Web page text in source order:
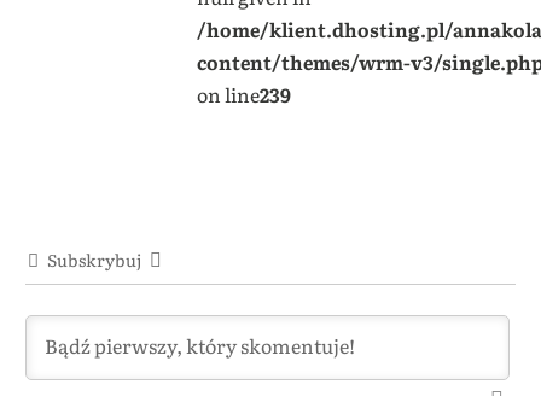
/home/klient.dhosting.pl/
content/themes/wrm-v3/
on line239
Subskrybuj